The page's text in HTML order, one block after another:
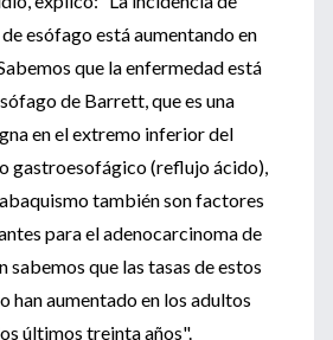
esófago está aumentando en
que la enfermedad está
de Barrett, que es una
en el extremo inferior del
gastroesofágico (reflujo ácido),
también son factores
para el adenocarcinoma de
sabemos que las tasas de estos
han aumentado en los adultos
últimos treinta años".